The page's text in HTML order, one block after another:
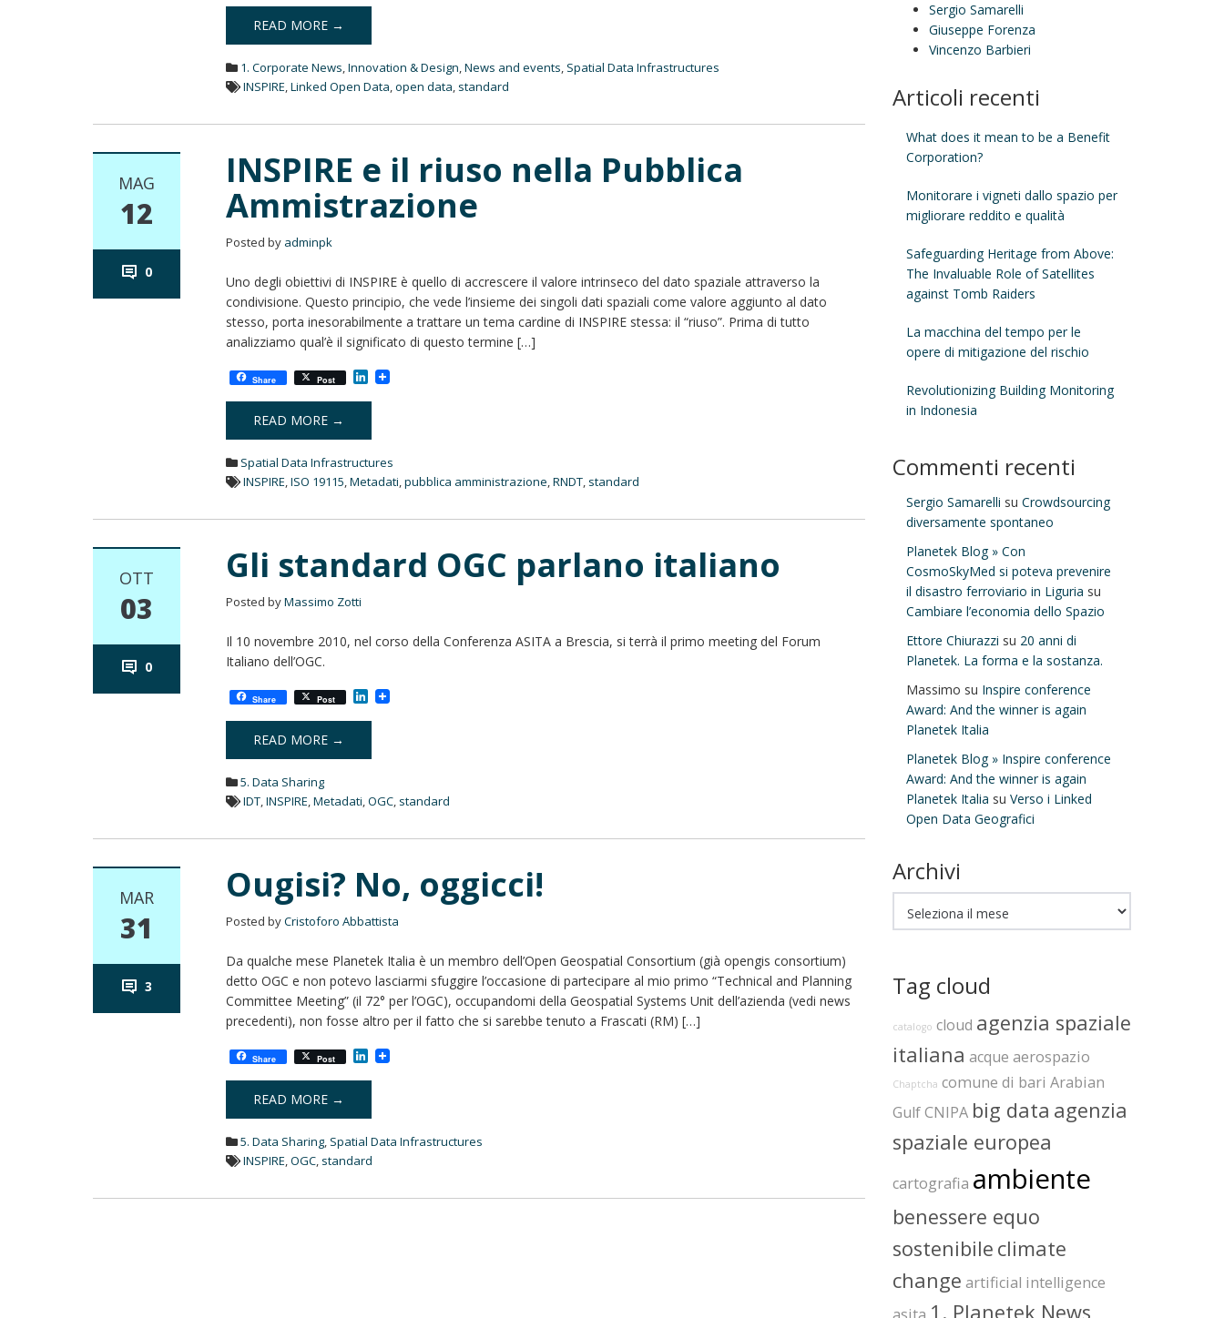
n
e
I
n
READ MORE →
1. Corporate News,Innovation & Design,News and events, Spatial Data Infrastructures
INSPIRE,Linked Open Data,open data, standard
MAG
12
0
INSPIRE e il riuso nella Pubblica
Ammistrazione
Posted by adminpk
Uno degli obiettivi di INSPIRE è quello di accrescere il valore intrinseco del dato spaziale attraverso la
condivisione. Questo principio, che vede l’insieme dei singoli dati spaziali come valore aggiunto al dato
stesso, porta inesorabilmente a trattare un tema cardine di INSPIRE stessa: il “riuso”. Prima di tutto
analizziamo qual’è il significato di questo termine […]
Share Post L
n
e
I
n
READ MORE →
Spatial Data Infrastructures
INSPIRE,ISO 19115,Metadati,pubblica amministrazione,RNDT, standard
OTT
03
0
Gli standard OGC parlano italiano
Posted byMassimo Zotti
Il 10 novembre 2010, nel corso della Conferenza ASITA a Brescia, si terrà il primo meeting del Forum
Italiano dell’OGC.
Share Post L
n
e
n
READ MORE →
5. Data Sharing
IDT,INSPIRE,Metadati,OGC, standard
MAR
31
3
Ougisi? No, oggicci!
Posted byCristoforo Abbattista
Da qualche mese Planetek Italia è un membro dell’Open Geospatial Consortium (già opengis consortium)
detto OGC e non potevo lasciarmi sfuggire l’occasione di partecipare al mio primo “Technical and Planning
Committee Meeting” (il 72° per l’OGC), occupandomi della Geospatial Systems Unit dell’azienda (vedi news
precedenti), non fosse altro per il fatto che si sarebbe tenuto a Frascati (RM) […]
Share Post L
n
e
I
n
READ MORE →
5. Data Sharing, Spatial Data Infrastructures
INSPIRE,OGC, standard
Sergio Samarelli
Giuseppe Forenza
Vincenzo Barbieri
Articoli recenti
What does it mean to be a Benefit
Corporation?
Monitorare i vigneti dallo spazio per
migliorare reddito e qualità
Safeguarding Heritage from Above:
The Invaluable Role of Satellites
against Tomb Raiders
La macchina del tempo per le
opere di mitigazione del rischio
Revolutionizing Building Monitoring
in Indonesia
Commenti recenti
Sergio Samarelli su Crowdsourcing
diversamente spontaneo
Planetek Blog » Con
CosmoSkyMed si poteva prevenire
il disastro ferroviario in Liguria su
Cambiare l’economia dello Spazio
Ettore Chiurazzi su 20 anni di
Planetek. La forma e la sostanza.
Massimo su Inspire conference
Award: And the winner is again
Planetek Italia
Planetek Blog » Inspire conference
Award: And the winner is again
Planetek Italia su Verso i Linked
Open Data Geografici
Archivi
Tag cloud
catalogo cloud agenzia spaziale
italiana acque aerospazio
Chaptcha comune di bari Arabian
Gulf CNIPA big data agenzia
spaziale europea
cartografia ambiente
benessere equo
sostenibile climate
change artificial intelligence
1. Planetek News